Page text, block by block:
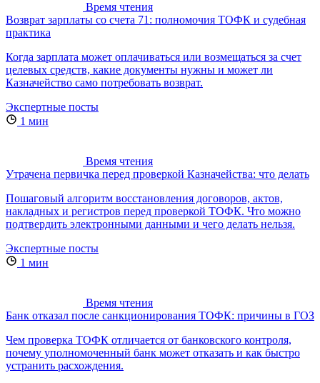
Время чтения
Возврат зарплаты со счета 71: полномочия ТОФК и судебная
практика
Когда зарплата может оплачиваться или возмещаться за счет
целевых средств, какие документы нужны и может ли
Казначейство само потребовать возврат.
Экспертные посты
1 мин
Время чтения
Утрачена первичка перед проверкой Казначейства: что делать
Пошаговый алгоритм восстановления договоров, актов,
накладных и регистров перед проверкой ТОФК. Что можно
подтвердить электронными данными и чего делать нельзя.
Экспертные посты
1 мин
Время чтения
Банк отказал после санкционирования ТОФК: причины в ГОЗ
Чем проверка ТОФК отличается от банковского контроля,
почему уполномоченный банк может отказать и как быстро
устранить расхождения.